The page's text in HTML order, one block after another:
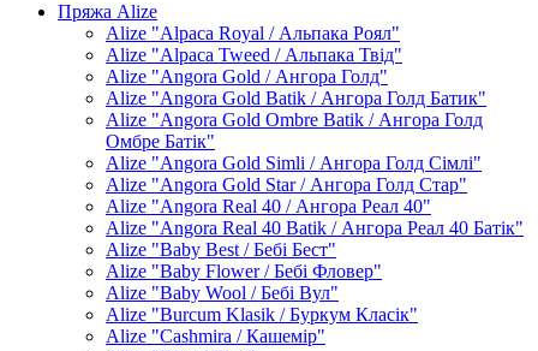
Пряжа Alize
Alize "Alpaca Royal / Альпака Роял"
Alize "Alpaca Tweed / Альпака Твід"
Alize "Angora Gold / Ангора Голд"
Alize "Angora Gold Batik / Ангора Голд Батик"
Alize "Angora Gold Ombre Batik / Ангора Голд
Омбре Батік"
Alize "Angora Gold Simli / Ангора Голд Сімлі"
Alize "Angora Gold Star / Ангора Голд Стар"
Alize "Angora Real 40 / Ангора Реал 40"
Alize "Angora Real 40 Batik / Ангора Реал 40 Батік"
Alize "Baby Best / Бебі Бест"
Alize "Baby Flower / Бебі Фловер"
Alize "Baby Wool / Бебі Вул"
Alize "Burcum Klasik / Буркум Класік"
Alize "Cashmira / Кашемір"